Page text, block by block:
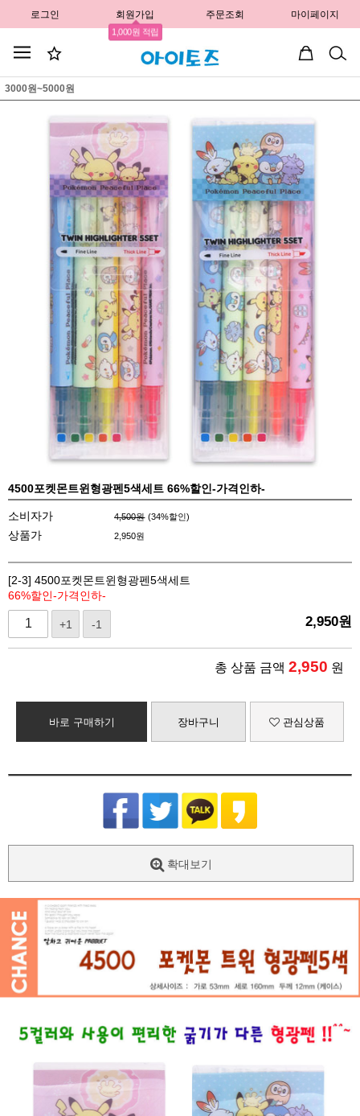
로그인 회원가입
1,000원 적립
주문조회 마이페이지
3000원~5000원
4500포켓몬트윈형광펜5색세트 66%할인-가격인하-
소비자가 4,500원 (34%할인)
상품가 2,950원
[2-3] 4500포켓몬트윈형광펜5색세트
66%할인-가격인하-
+1 -1 2,950원
총 상품 금액 2,950 원
바로 구매하기 장바구니 관심상품
확대보기